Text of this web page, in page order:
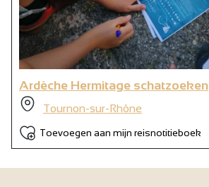
Ardèche Hermitage schatzoeken
Tournon-sur-Rhône
Toevoegen aan mijn reisnotitieboek